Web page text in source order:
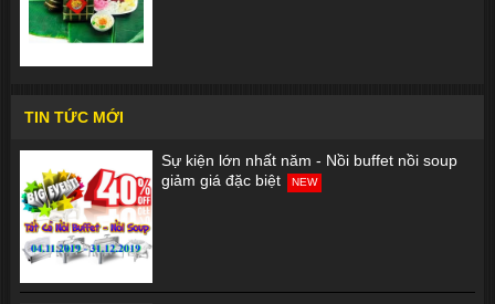
TIN TỨC MỚI
Sự kiện lớn nhất năm - Nồi buffet nồi soup
giảm giá đặc biệt
NEW